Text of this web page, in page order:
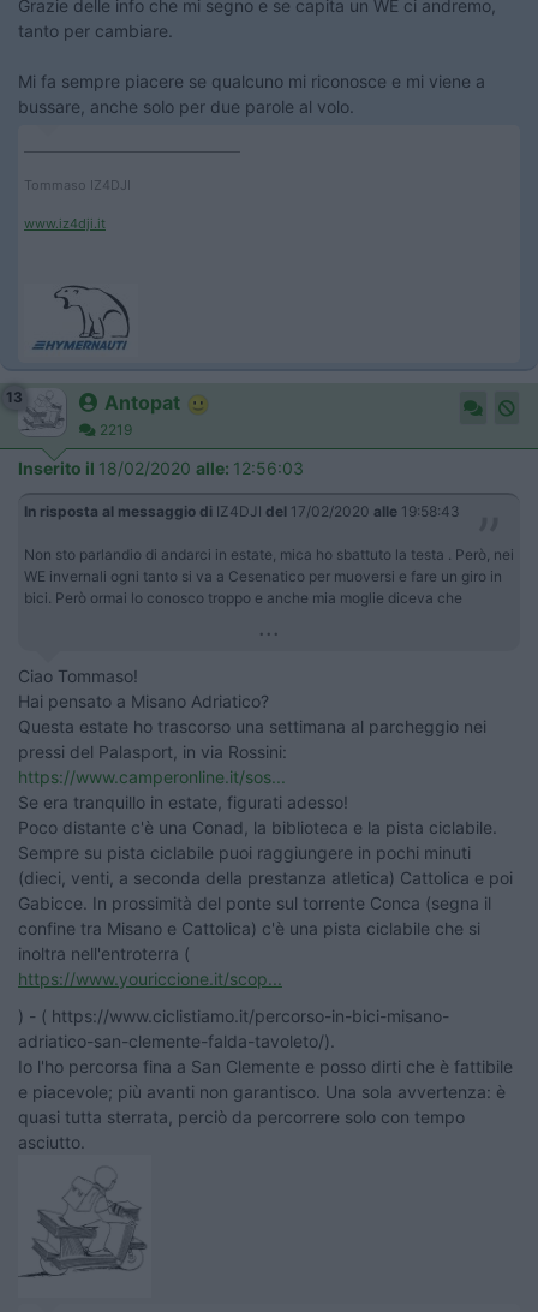
Grazie delle info che mi segno e se capita un WE ci andremo,
tanto per cambiare.
Mi fa sempre piacere se qualcuno mi riconosce e mi viene a
bussare, anche solo per due parole al volo.
Tommaso IZ4DJI
www.iz4dji.it
13 Antopat
2219
Inserito il 18/02/2020 alle: 12:56:03
In risposta al messaggio di IZ4DJI del 17/02/2020 alle 19:58:43
Non sto parlandio di andarci in estate, mica ho sbattuto la testa . Però, nei
WE invernali ogni tanto si va a Cesenatico per muoversi e fare un giro in
bici. Però ormai lo conosco troppo e anche mia moglie diceva che
...
Ciao Tommaso!
Hai pensato a Misano Adriatico?
Questa estate ho trascorso una settimana al parcheggio nei
pressi del Palasport, in via Rossini:
https://www.camperonline.it/sos...
Se era tranquillo in estate, figurati adesso!
Poco distante c'è una Conad, la biblioteca e la pista ciclabile.
Sempre su pista ciclabile puoi raggiungere in pochi minuti
(dieci, venti, a seconda della prestanza atletica) Cattolica e poi
Gabicce. In prossimità del ponte sul torrente Conca (segna il
confine tra Misano e Cattolica) c'è una pista ciclabile che si
inoltra nell'entroterra (
https://www.youriccione.it/scop...
) - ( https://www.ciclistiamo.it/percorso-in-bici-misano-
adriatico-san-clemente-falda-tavoleto/).
Io l'ho percorsa fina a San Clemente e posso dirti che è fattibile
e piacevole; più avanti non garantisco. Una sola avvertenza: è
quasi tutta sterrata, perciò da percorrere solo con tempo
asciutto.